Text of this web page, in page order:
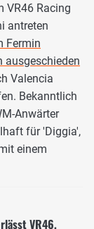
VR46 Racing
antreten
Fermin
ausgeschieden
Valencia
Bekanntlich
Anwärter
für 'Diggia',
einem
VR46,